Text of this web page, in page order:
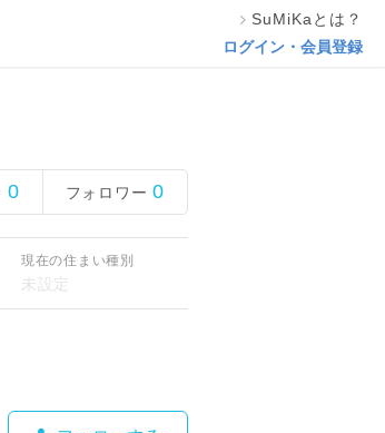
SuMiKaとは？
ログイン・会員登録
0 フォロワー 0
現在の住まい種別